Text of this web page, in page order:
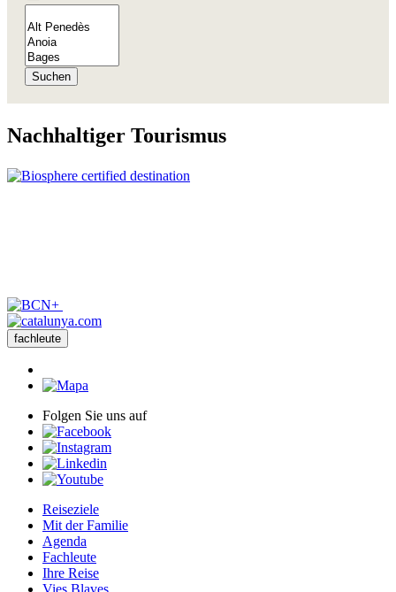
Suchen
Nachhaltiger Tourismus
fachleute
Folgen Sie uns auf
Reiseziele
Mit der Familie
Agenda
Fachleute
Ihre Reise
Vies Blaves